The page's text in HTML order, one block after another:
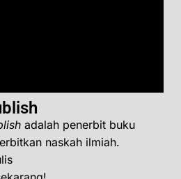
adalah penerbit buku
naskah ilmiah.